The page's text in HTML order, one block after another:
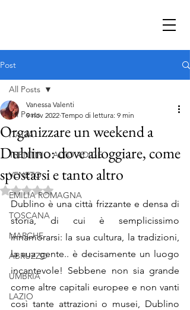
Post
All Posts
ITALIA
TRENTINO ALTO ADIGE
VENETO
EMILIA ROMAGNA
TOSCANA
MARCHE
ABRUZZO
UMBRIA
LAZIO
All Posts
Organizzare un weekend a
Dublino: dove alloggiare, come
spostarsi e tanto altro
Vanessa Valenti
9 nov 2022 Tempo di lettura: 9 min
Valutazione NaN stelle su 5.
Dublino è una città frizzante e densa di
storia, di cui è semplicissimo
innamorarsi: la sua cultura, la tradizioni,
la sua gente.. è decisamente un luogo
incantevole! Sebbene non sia grande
come altre capitali europee e non vanti
così tante attrazioni o musei, Dublino